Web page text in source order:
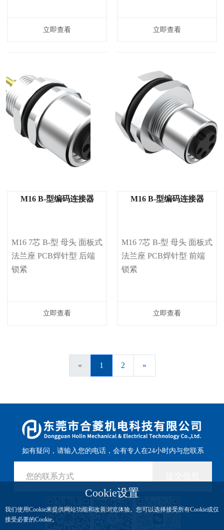
Cookie设置
我们使用Cookie来提供网站功能和改善浏览体验。您可以选择接受所有Cookie或仅
接受必要的Cookie。
立即查看 立即查看
M16 B-型编码连接器
M16 7芯 B-型 母头 面板式
法兰座 PCB焊针型 后端
锁紧
立即查看
M16 B-型编码连接器
M16 7芯 B-型 母头 面板式
法兰座 PCB焊针型 前端
锁紧
立即查看
« 1 2 »
如有疑问，请输入您的电话，会有专人在24小时内与您联系